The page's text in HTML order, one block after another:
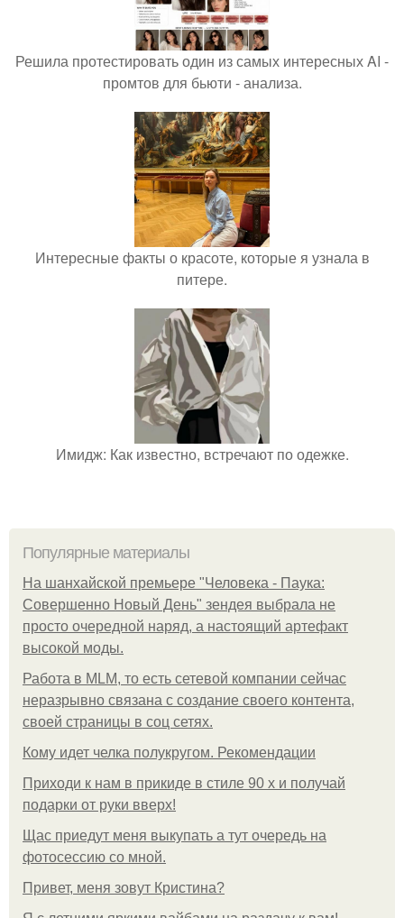
Решила протестировать один из самых интересных AI -
промтов для бьюти - анализа.
Интересные факты о красоте, которые я узнала в
питере.
Имидж: Как известно, встречают по одежке.
Популярные материалы
На шанхайской премьере "Человека - Паука:
Совершенно Новый День" зендея выбрала не
просто очередной наряд, а настоящий артефакт
высокой моды.
Работа в MLM, то есть сетевой компании сейчас
неразрывно связана с создание своего контента,
своей страницы в соц сетях.
Кому идет челка полукругом. Рекомендации
Приходи к нам в прикиде в стиле 90 х и получай
подарки от руки вверх!
Щас приедут меня выкупать а тут очередь на
фотосессию со мной.
Привет, меня зовут Кристина?